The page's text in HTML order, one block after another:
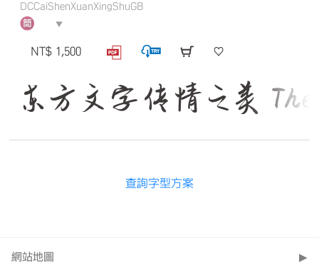
DCCaiShenXuanXingShuGB
▼
NT$ 1,500
东方文字传情之美
查詢字型方案
網站地圖 ▶